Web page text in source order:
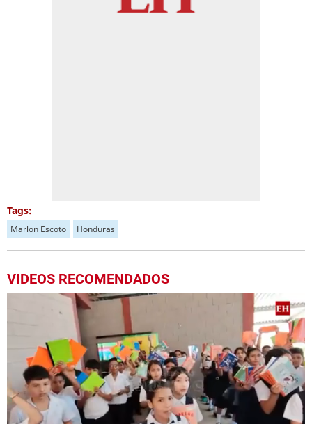
Tags:
Marlon Escoto Honduras
VIDEOS RECOMENDADOS